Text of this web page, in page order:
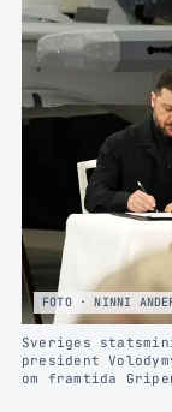
FOTO · NINNI
Sveriges
president
om framtida